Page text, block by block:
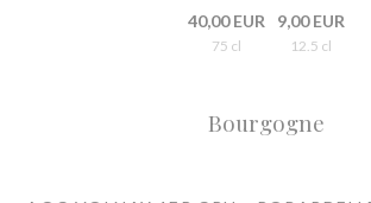
40,00 EUR
75 cl
9,00 EUR
12.5 cl
Bourgogne